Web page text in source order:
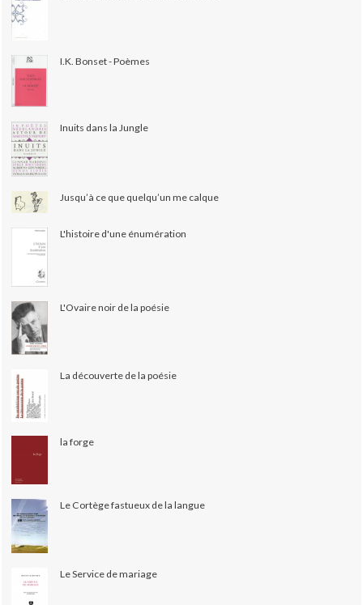
I.K. Bonset - Poèmes
Inuits dans la Jungle
Jusqu’à ce que quelqu’un me calque
L'histoire d'une énumération
L'Ovaire noir de la poésie
La découverte de la poésie
la forge
Le Cortège fastueux de la langue
Le Service de mariage